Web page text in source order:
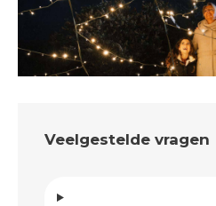
Veelgestelde vragen